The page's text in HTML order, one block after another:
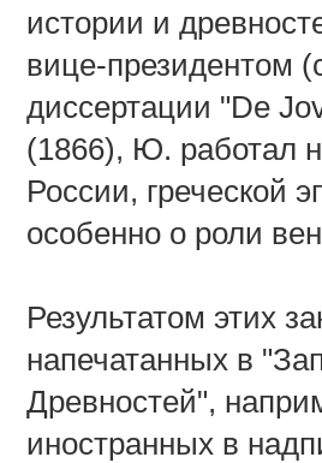
истории и
вице-президентом
диссертации "De
(1866), Ю. работал
России, греческой
особенно о роли
Результатом этих
напечатанных в
Древностей",
иностранных в